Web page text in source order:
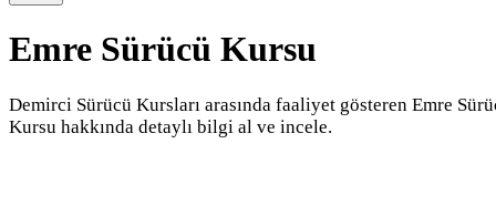
Emre Sürücü Kursu
Demirci Sürücü Kursları arasında faaliyet gösteren Emre
Kursu hakkında detaylı bilgi al ve incele.